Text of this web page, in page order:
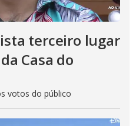
terceiro lugar
Casa do
votos do público